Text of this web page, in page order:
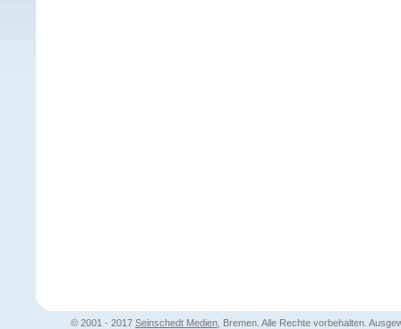
© 2001 - 2017 Seinschedt Medien , Bremen. Alle Rechte vorbehalten.